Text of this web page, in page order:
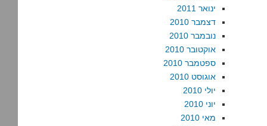
ינואר 2011
דצמבר 2010
נובמבר 2010
אוקטובר 2010
ספטמבר 2010
אוגוסט 2010
יולי 2010
יוני 2010
מאי 2010